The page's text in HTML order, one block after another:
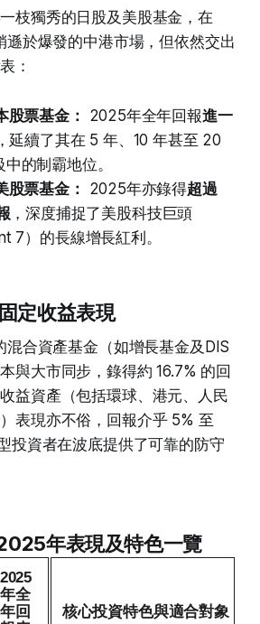
枝獨秀的日股及美股基金，在
於爆發的中港市場，但依然交出
：
股票基金： 2025年全年回報進一
，延續了其在 5 年、10 年甚至 20
的制霸地位。
股票基金： 2025年亦錄得超過
，深度捕捉了美股科技巨頭
7）的長線增長紅利。
定收益表現
合資產基金（如增長基金及DIS
與大市同步，錄得約 16.7% 的回
益資產（包括環球、港元、人民
表現亦不俗，回報介乎 5% 至
投資者在波底提供了可靠的防守
年表現及特色一覽
2025
年全
年回
核心投資特色與適合對象